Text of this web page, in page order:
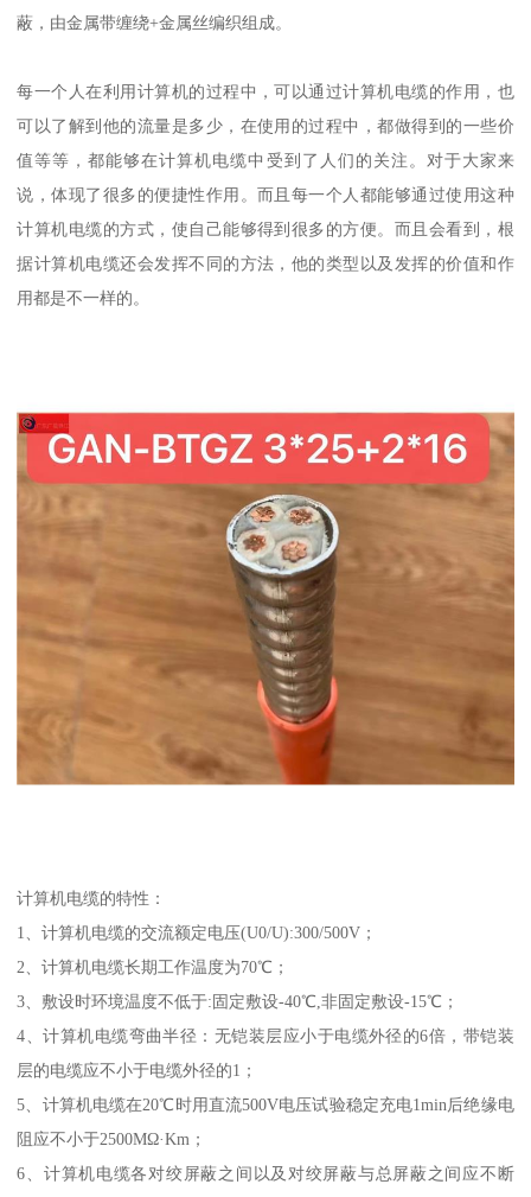
蔽，由金属带缠绕+金属丝编织组成。
每一个人在利用计算机的过程中，可以通过计算机电缆的作用，也
可以了解到他的流量是多少，在使用的过程中，都做得到的一些价
值等等，都能够在计算机电缆中受到了人们的关注。对于大家来
说，体现了很多的便捷性作用。而且每一个人都能够通过使用这种
计算机电缆的方式，使自己能够得到很多的方便。而且会看到，根
据计算机电缆还会发挥不同的方法，他的类型以及发挥的价值和作
用都是不一样的。
计算机电缆的特性：
1、计算机电缆的交流额定电压(U0/U):300/500V；
2、计算机电缆长期工作温度为70℃；
3、敷设时环境温度不低于:固定敷设-40℃,非固定敷设-15℃；
4、计算机电缆弯曲半径：无铠装层应小于电缆外径的6倍，带铠装
层的电缆应不小于电缆外径的1；
5、计算机电缆在20℃时用直流500V电压试验稳定充电1min后绝缘电
阻应不小于2500MΩ·Km；
6、计算机电缆各对绞屏蔽之间以及对绞屏蔽与总屏蔽之间应不断